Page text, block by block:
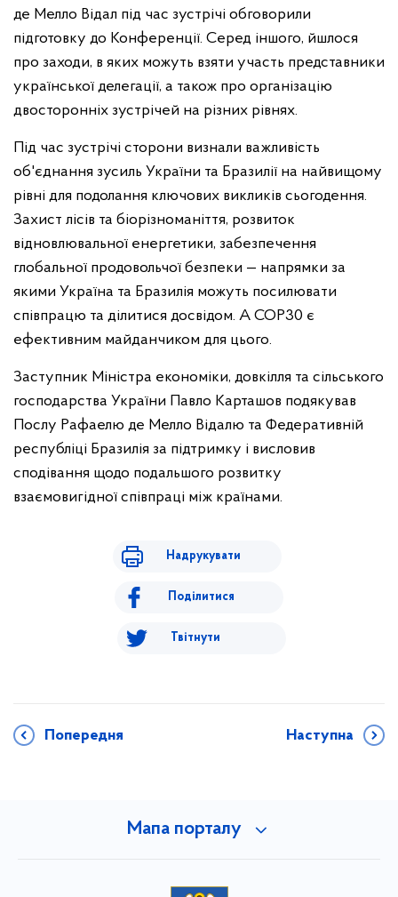
де Мелло Відал під час зустрічі обговорили
підготовку до Конференції. Серед іншого, йшлося
про заходи, в яких можуть взяти участь представники
української делегації, а також про організацію
двосторонніх зустрічей на різних рівнях.
Під час зустрічі сторони визнали важливість
об'єднання зусиль України та Бразилії на найвищому
рівні для подолання ключових викликів сьогодення.
Захист лісів та біорізноманіття, розвиток
відновлювальної енергетики, забезпечення
глобальної продовольчої безпеки — напрямки за
якими Україна та Бразилія можуть посилювати
співпрацю та ділитися досвідом. А СОР30 є
ефективним майданчиком для цього.
Заступник Міністра економіки, довкілля та сільського
господарства України Павло Карташов подякував
Послу Рафаелю де Мелло Відалю та Федеративній
республіці Бразилія за підтримку і висловив
сподівання щодо подальшого розвитку
взаємовигідної співпраці між країнами.
Надрукувати
Поділитися
Твітнути
Попередня Наступна
Мапа порталу